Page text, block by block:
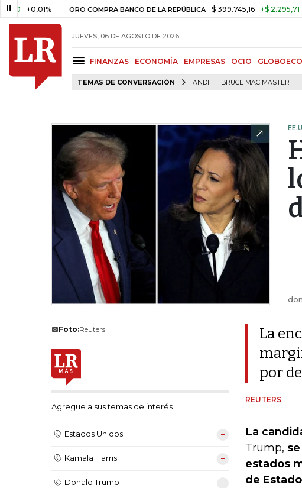
ORO COMPRA BANCO DE LA REPÚBLICA $ 399.745,16 +$ 2.295,71 +0,58%
JUEVES, 06 DE AGOSTO DE 2026
FINANZAS ECONOMÍA EMPRESAS OCIO
TEMAS DE CONVERSACIÓN ANDI BRUCE MAC MASTER
Foto:Reuters
Agregue a sus temas de interés
Estados Unidos
Kamala Harris
Donald Trump
La
por
REUTERS
La
Trump,
estados
de